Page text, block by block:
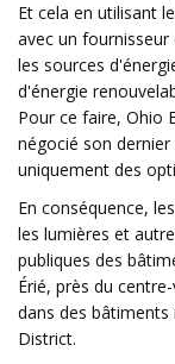
Et cela en utilisant
avec un
les sources
d'énergie
Pour ce faire, Ohio
négocié son
uniquement des
En conséquence,
les lumières et
publiques des
Érié, près du
dans des bâtiments
District.